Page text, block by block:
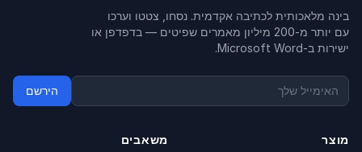
בינה מלאכותית לכתיבה אקדמית. נסחו, צטטו וערכו
עם יותר מ-200 מיליון מאמרים שפיטים — בדפדפן או
ישירות ב-Microsoft Word.
הירשם
מוצר משאבים